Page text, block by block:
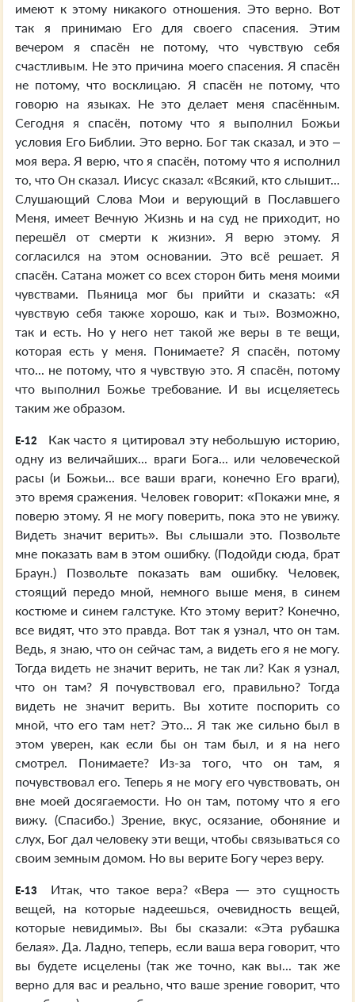
имеют к этому никакого отношения. Это верно. Вот
так я принимаю Его для своего спасения. Этим
вечером я спасён не потому, что чувствую себя
счастливым. Не это причина моего спасения. Я спасён
не потому, что восклицаю. Я спасён не потому, что
говорю на языках. Не это делает меня спасённым.
Сегодня я спасён, потому что я выполнил Божьи
условия Его Библии. Это верно. Бог так сказал, и это –
моя вера. Я верю, что я спасён, потому что я исполнил
то, что Он сказал. Иисус сказал: «Всякий, кто слышит...
Слушающий Слова Мои и верующий в Пославшего
Меня, имеет Вечную Жизнь и на суд не приходит, но
перешёл от смерти к жизни». Я верю этому. Я
согласился на этом основании. Это всё решает. Я
спасён. Сатана может со всех сторон бить меня моими
чувствами. Пьяница мог бы прийти и сказать: «Я
чувствую себя также хорошо, как и ты». Возможно,
так и есть. Но у него нет такой же веры в те вещи,
которая есть у меня. Понимаете? Я спасён, потому
что... не потому, что я чувствую это. Я спасён, потому
что выполнил Божье требование. И вы исцеляетесь
таким же образом.
E-12
Как часто я цитировал эту небольшую историю,
одну из величайших... враги Бога... или человеческой
расы (и Божьи... все ваши враги, конечно Его враги),
это время сражения. Человек говорит: «Покажи мне, я
поверю этому. Я не могу поверить, пока это не увижу.
Видеть значит верить». Вы слышали это. Позвольте
мне показать вам в этом ошибку. (Подойди сюда, брат
Браун.) Позвольте показать вам ошибку. Человек,
стоящий передо мной, немного выше меня, в синем
костюме и синем галстуке. Кто этому верит? Конечно,
все видят, что это правда. Вот так я узнал, что он там.
Ведь, я знаю, что он сейчас там, а видеть его я не могу.
Тогда видеть не значит верить, не так ли? Как я узнал,
что он там? Я почувствовал его, правильно? Тогда
видеть не значит верить. Вы хотите поспорить со
мной, что его там нет? Это... Я так же сильно был в
этом уверен, как если бы он там был, и я на него
смотрел. Понимаете? Из-за того, что он там, я
почувствовал его. Теперь я не могу его чувствовать, он
вне моей досягаемости. Но он там, потому что я его
вижу. (Спасибо.) Зрение, вкус, осязание, обоняние и
слух, Бог дал человеку эти вещи, чтобы связываться со
своим земным домом. Но вы верите Богу через веру.
E-13
Итак, что такое вера? «Вера — это сущность
вещей, на которые надеешься, очевидность вещей,
которые невидимы». Вы бы сказали: «Эта рубашка
белая». Да. Ладно, теперь, если ваша вера говорит, что
вы будете исцелены (так же точно, как вы... так же
верно для вас и реально, что ваше зрение говорит, что